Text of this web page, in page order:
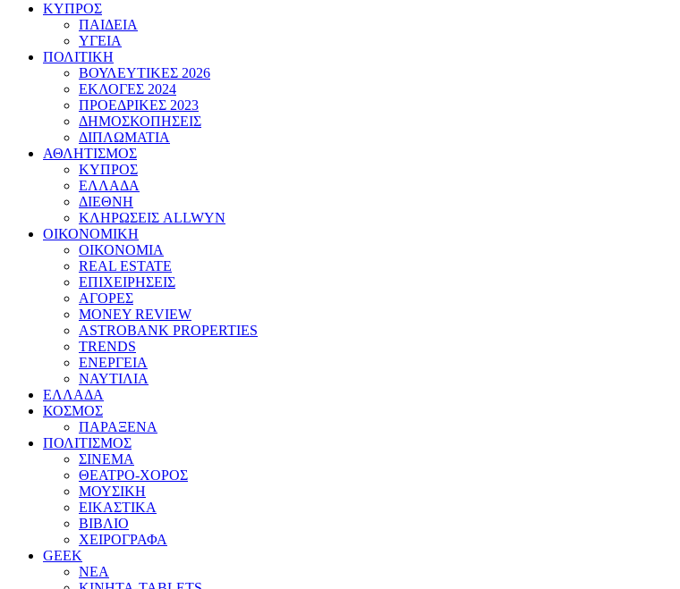
ΚΥΠΡΟΣ
ΠΑΙΔΕΙΑ
ΥΓΕΙΑ
ΠΟΛΙΤΙΚΗ
ΒΟΥΛΕΥΤΙΚΕΣ 2026
ΕΚΛΟΓΕΣ 2024
ΠΡΟΕΔΡΙΚΕΣ 2023
ΔΗΜΟΣΚΟΠΗΣΕΙΣ
ΔΙΠΛΩΜΑΤΙΑ
ΑΘΛΗΤΙΣΜΟΣ
ΚΥΠΡΟΣ
ΕΛΛΑΔΑ
ΔΙΕΘΝΗ
ΚΛΗΡΩΣΕΙΣ ALLWYN
ΟΙΚΟΝΟΜΙΚΗ
ΟΙΚΟΝΟΜΙΑ
REAL ESTATE
ΕΠΙΧΕΙΡΗΣΕΙΣ
ΑΓΟΡΕΣ
MONEY REVIEW
ASTROBANK PROPERTIES
TRENDS
ΕΝΕΡΓΕΙΑ
ΝΑΥΤΙΛΙΑ
ΕΛΛΑΔΑ
ΚΟΣΜΟΣ
ΠΑΡΑΞΕΝΑ
ΠΟΛΙΤΙΣΜΟΣ
ΣΙΝΕΜΑ
ΘΕΑΤΡΟ-ΧΟΡΟΣ
ΜΟΥΣΙΚΗ
ΕΙΚΑΣΤΙΚΑ
ΒΙΒΛΙΟ
ΧΕΙΡΟΓΡΑΦΑ
GEEK
ΝΕΑ